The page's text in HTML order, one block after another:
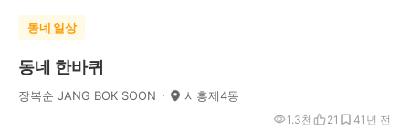
동네 일상
동네 한바퀴
장복순 JANG BOK SOON 시흥제4동
1년 전
1.3천 21 4